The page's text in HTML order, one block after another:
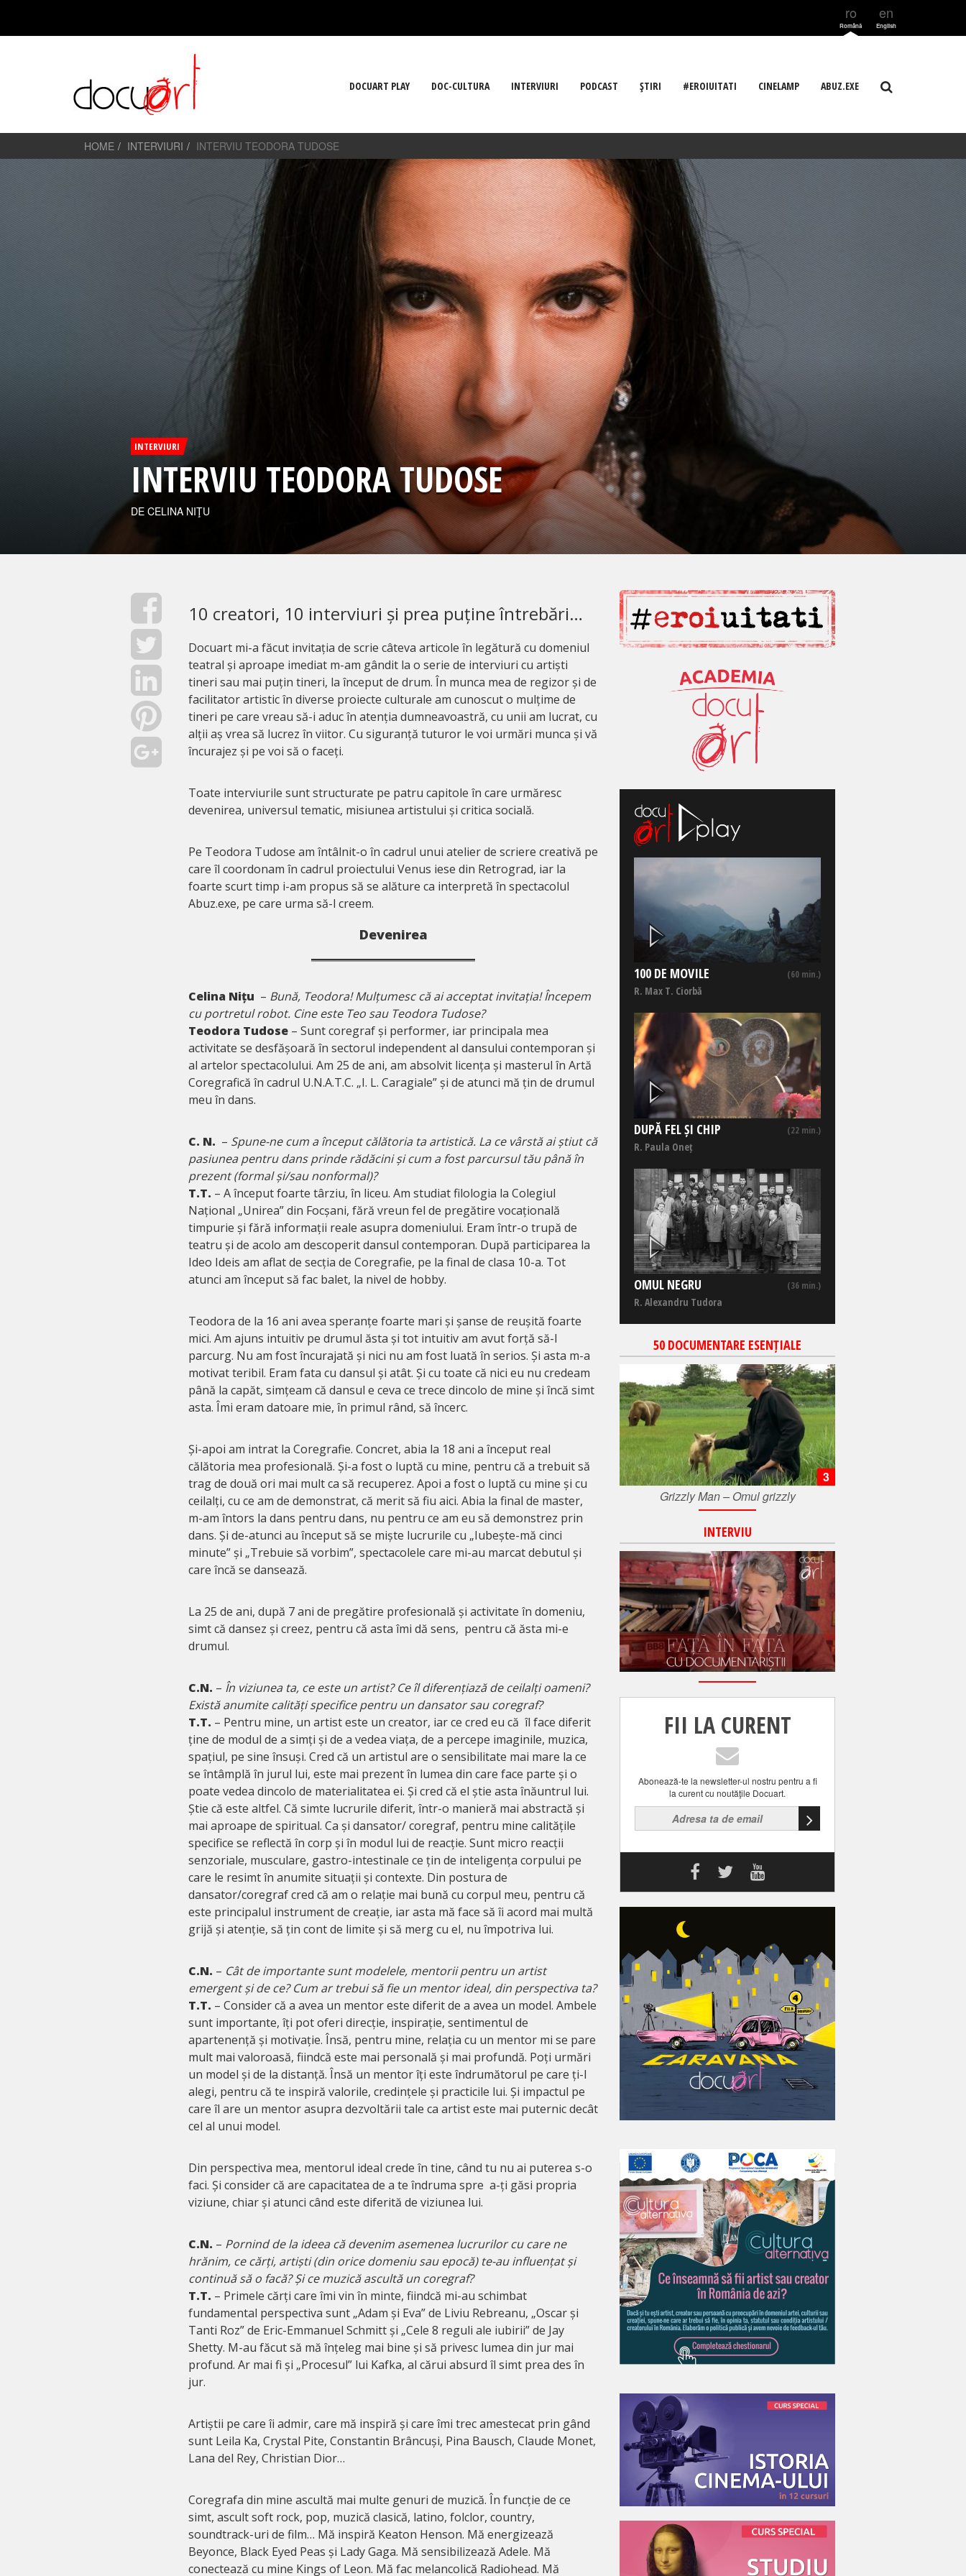
ro
Română
en
English
DOCUART PLAY DOC-CULTURA INTERVIURI PODCAST ŞTIRI #EROIUITATI CINELAMP ABUZ.EXE
HOME INTERVIURI INTERVIU TEODORA TUDOSE
INTERVIURI
INTERVIU TEODORA TUDOSE
DE CELINA NIŢU
10 creatori, 10 interviuri și prea puține întrebări…
Docuart mi-a făcut invitația de scrie câteva articole în legătură cu domeniul
teatral și aproape imediat m-am gândit la o serie de interviuri cu artiști
tineri sau mai puțin tineri, la început de drum. În munca mea de regizor și de
facilitator artistic în diverse proiecte culturale am cunoscut o mulțime de
tineri pe care vreau să-i aduc în atenția dumneavoastră, cu unii am lucrat, cu
alții aș vrea să lucrez în viitor. Cu siguranță tuturor le voi urmări munca și vă
încurajez și pe voi să o faceți.
Toate interviurile sunt structurate pe patru capitole în care urmăresc
devenirea, universul tematic, misiunea artistului și critica socială.
Pe Teodora Tudose am întâlnit-o în cadrul unui atelier de scriere creativă pe
care îl coordonam în cadrul proiectului Venus iese din Retrograd, iar la
foarte scurt timp i-am propus să se alăture ca interpretă în spectacolul
Abuz.exe, pe care urma să-l creem.
Devenirea
Celina Nițu – Bună, Teodora! Mulțumesc că ai acceptat invitația! Începem
cu portretul robot. Cine este Teo sau Teodora Tudose?
Teodora Tudose – Sunt coregraf și performer, iar principala mea
activitate se desfășoară în sectorul independent al dansului contemporan și
al artelor spectacolului. Am 25 de ani, am absolvit licența și masterul în Artă
Coregrafică în cadrul U.N.A.T.C. „I. L. Caragiale” și de atunci mă țin de drumul
meu în dans.
C. N. – Spune-ne cum a început călătoria ta artistică. La ce vârstă ai știut că
pasiunea pentru dans prinde rădăcini și cum a fost parcursul tău până în
prezent (formal și/sau nonformal)?
T.T. – A început foarte târziu, în liceu. Am studiat filologia la Colegiul
Național „Unirea” din Focșani, fără vreun fel de pregătire vocațională
timpurie și fără informații reale asupra domeniului. Eram într-o trupă de
teatru și de acolo am descoperit dansul contemporan. După participarea la
Ideo Ideis am aflat de secția de Coregrafie, pe la final de clasa 10-a. Tot
atunci am început să fac balet, la nivel de hobby.
Teodora de la 16 ani avea speranțe foarte mari și șanse de reușită foarte
mici. Am ajuns intuitiv pe drumul ăsta și tot intuitiv am avut forță să-l
parcurg. Nu am fost încurajată și nici nu am fost luată în serios. Și asta m-a
motivat teribil. Eram fata cu dansul și atât. Și cu toate că nici eu nu credeam
până la capăt, simțeam că dansul e ceva ce trece dincolo de mine și încă simt
asta. Îmi eram datoare mie, în primul rând, să încerc.
Și-apoi am intrat la Coregrafie. Concret, abia la 18 ani a început real
călătoria mea profesională. Și-a fost o luptă cu mine, pentru că a trebuit să
trag de două ori mai mult ca să recuperez. Apoi a fost o luptă cu mine și cu
ceilalți, cu ce am de demonstrat, că merit să fiu aici. Abia la final de master,
m-am întors la dans pentru dans, nu pentru ce am eu să demonstrez prin
dans. Și de-atunci au început să se miște lucrurile cu „Iubește-mă cinci
minute” și „Trebuie să vorbim”, spectacolele care mi-au marcat debutul și
care încă se dansează.
La 25 de ani, după 7 ani de pregătire profesională și activitate în domeniu,
simt că dansez și creez, pentru că asta îmi dă sens, pentru că ăsta mi-e
drumul.
C.N. – În viziunea ta, ce este un artist? Ce îl diferențiază de ceilalți oameni?
Există anumite calități specifice pentru un dansator sau coregraf?
T.T. – Pentru mine, un artist este un creator, iar ce cred eu că îl face diferit
ține de modul de a simți și de a vedea viața, de a percepe imaginile, muzica,
spațiul, pe sine însuși. Cred că un artistul are o sensibilitate mai mare la ce
se întâmplă în jurul lui, este mai prezent în lumea din care face parte și o
poate vedea dincolo de materialitatea ei. Și cred că el știe asta înăuntrul lui.
Știe că este altfel. Că simte lucrurile diferit, într-o manieră mai abstractă și
mai aproape de spiritual. Ca și dansator/ coregraf, pentru mine calitățile
specifice se reflectă în corp și în modul lui de reacție. Sunt micro reacții
senzoriale, musculare, gastro-intestinale ce țin de inteligența corpului pe
care le resimt în anumite situații și contexte. Din postura de
dansator/coregraf cred că am o relație mai bună cu corpul meu, pentru că
este principalul instrument de creație, iar asta mă face să îi acord mai multă
grijă și atenție, să țin cont de limite și să merg cu el, nu împotriva lui.
C.N. – Cât de importante sunt modelele, mentorii pentru un artist
emergent și de ce? Cum ar trebui să fie un mentor ideal, din perspectiva ta?
T.T. – Consider că a avea un mentor este diferit de a avea un model. Ambele
sunt importante, îți pot oferi direcție, inspirație, sentimentul de
apartenență și motivație. Însă, pentru mine, relația cu un mentor mi se pare
mult mai valoroasă, fiindcă este mai personală și mai profundă. Poți urmări
un model și de la distanță. Însă un mentor îți este îndrumătorul pe care ți-l
alegi, pentru că te inspiră valorile, credințele și practicile lui. Și impactul pe
care îl are un mentor asupra dezvoltării tale ca artist este mai puternic decât
cel al unui model.
Din perspectiva mea, mentorul ideal crede în tine, când tu nu ai puterea s-o
faci. Și consider că are capacitatea de a te îndruma spre a-ți găsi propria
viziune, chiar și atunci când este diferită de viziunea lui.
C.N. – Pornind de la ideea că devenim asemenea lucrurilor cu care ne
hrănim, ce cărți, artiști (din orice domeniu sau epocă) te-au influențat și
continuă să o facă? Și ce muzică ascultă un coregraf?
T.T. – Primele cărți care îmi vin în minte, fiindcă mi-au schimbat
fundamental perspectiva sunt „Adam și Eva” de Liviu Rebreanu, „Oscar și
Tanti Roz” de Eric-Emmanuel Schmitt și „Cele 8 reguli ale iubirii” de Jay
Shetty. M-au făcut să mă înțeleg mai bine și să privesc lumea din jur mai
profund. Ar mai fi și „Procesul” lui Kafka, al cărui absurd îl simt prea des în
jur.
Artiștii pe care îi admir, care mă inspiră și care îmi trec amestecat prin gând
sunt Leila Ka, Crystal Pite, Constantin Brâncuși, Pina Bausch, Claude Monet,
Lana del Rey, Christian Dior…
Coregrafa din mine ascultă mai multe genuri de muzică. În funcție de ce
simt, ascult soft rock, pop, muzică clasică, latino, folclor, country,
soundtrack-uri de film… Mă inspiră Keaton Henson. Mă energizează
Beyonce, Black Eyed Peas și Lady Gaga. Mă sensibilizează Adele. Mă
conectează cu mine Kings of Leon. Mă fac melancolică Radiohead. Mă
100 DE MOVILE (60 min.)
R. Max T. Ciorbă
DUPĂ FEL ȘI CHIP (22 min.)
R. Paula Oneț
OMUL NEGRU (36 min.)
R. Alexandru Tudora
50 DOCUMENTARE ESENȚIALE
Grizzly Man – Omul grizzly
3
INTERVIU
FII LA CURENT
Abonează-te la newsletter-ul nostru pentru a fi
la curent cu noutăţile Docuart.